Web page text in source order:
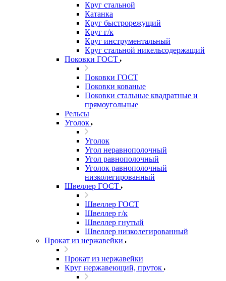
Круг стальной
Катанка
Круг быстрорежущий
Круг г/к
Круг инструментальный
Круг стальной никельсодержащий
Поковки ГОСТ
Поковки ГОСТ
Поковки кованые
Поковки стальные квадратные и
прямоугольные
Рельсы
Уголок
Уголок
Угол неравнополочный
Угол равнополочный
Уголок равнополочный
низколегированный
Швеллер ГОСТ
Швеллер ГОСТ
Швеллер г/к
Швеллер гнутый
Швеллер низколегированный
Прокат из нержавейки
Прокат из нержавейки
Круг нержавеющий, пруток